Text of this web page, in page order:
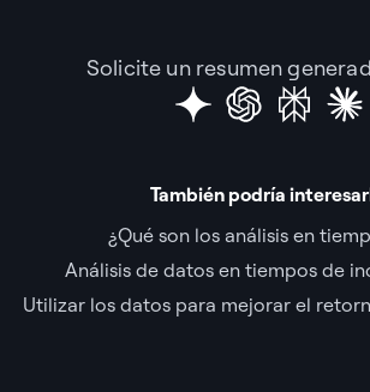
Solicite un resumen
También podría
¿Qué son los análisis en
Análisis de datos en tiempos de
Utilizar los datos para mejorar el